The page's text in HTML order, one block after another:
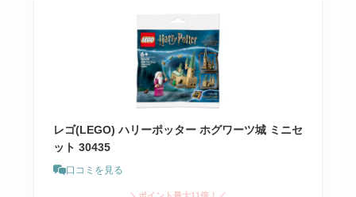
レゴ(LEGO) ハリーポッター ホグワーツ城 ミニセ
ット 30435
口コミを見る